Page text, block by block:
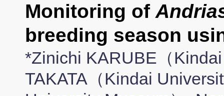
Monitoring of
breeding season
*Zinichi KARUBE（
TAKATA（Kindai